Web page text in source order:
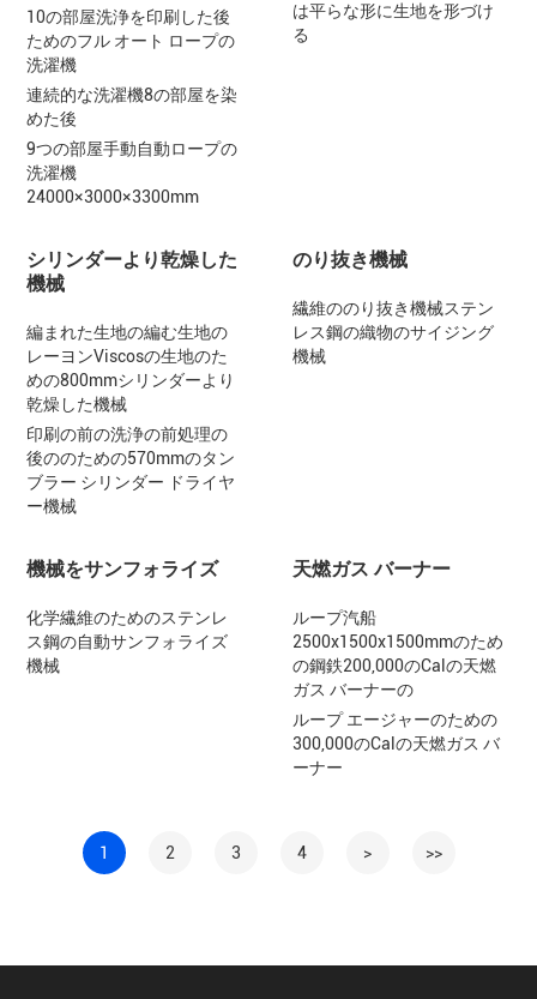
10の部屋洗浄を印刷した後
ためのフル オート ロープの
洗濯機
連続的な洗濯機8の部屋を染
めた後
9つの部屋手動自動ロープの
洗濯機
24000×3000×3300mm
は平らな形に生地を形づけ
る
シリンダーより乾燥した
機械
編まれた生地の編む生地の
レーヨンViscosの生地のた
めの800mmシリンダーより
乾燥した機械
印刷の前の洗浄の前処理の
後ののための570mmのタン
ブラー シリンダー ドライヤ
ー機械
のり抜き機械
繊維ののり抜き機械ステン
レス鋼の織物のサイジング
機械
機械をサンフォライズ
化学繊維のためのステンレ
ス鋼の自動サンフォライズ
機械
天燃ガス バーナー
ループ汽船
2500x1500x1500mmのため
の鋼鉄200,000のCalの天燃
ガス バーナーの
ループ エージャーのための
300,000のCalの天燃ガス バ
ーナー
1 2 3 4 > >>